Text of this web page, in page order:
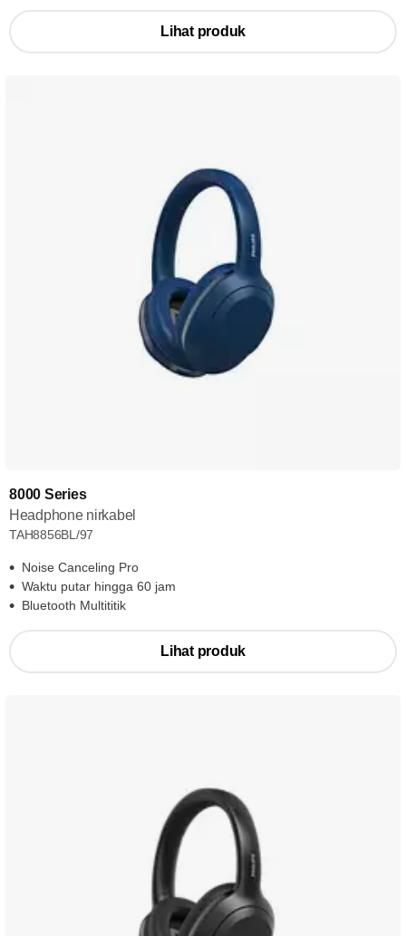
Lihat produk
8000 Series
Headphone nirkabel
TAH8856BL/97
Noise Canceling Pro
Waktu putar hingga 60 jam
Bluetooth Multititik
Lihat produk